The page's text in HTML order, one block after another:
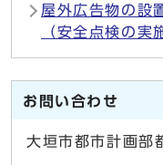
屋外広告物の設
（安全点検の実
お問い合わせ
大垣市都市計画部